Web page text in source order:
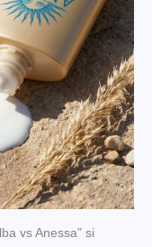
vs Anessa” si